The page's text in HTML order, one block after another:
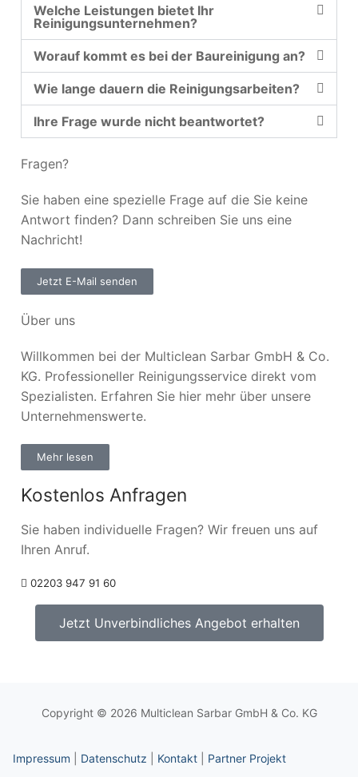
Welche Leistungen bietet Ihr
Reinigungsunternehmen?
Worauf kommt es bei der Baureinigung an?
Wie lange dauern die Reinigungsarbeiten?
Ihre Frage wurde nicht beantwortet?
Fragen?
Sie haben eine spezielle Frage auf die Sie keine
Antwort finden? Dann schreiben Sie uns eine
Nachricht!
Jetzt E-Mail senden
Über uns
Willkommen bei der Multiclean Sarbar GmbH & Co.
KG. Professioneller Reinigungsservice direkt vom
Spezialisten. Erfahren Sie hier mehr über unsere
Unternehmenswerte.
Mehr lesen
Kostenlos Anfragen
Sie haben individuelle Fragen? Wir freuen uns auf
Ihren Anruf.
02203 947 91 60
Jetzt Unverbindliches Angebot erhalten
Copyright © 2026 Multiclean Sarbar GmbH & Co. KG
Impressum Datenschutz Kontakt Partner Projekt